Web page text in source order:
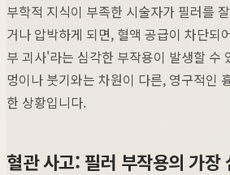
부학적 지식이 부족한 시술자가 필러를
거나 압박하게 되면, 혈액 공급이 차단되
부 괴사'라는 심각한 부작용이 발생할 수
멍이나 붓기와는 차원이 다른, 영구적인
한 상황입니다.
혈관 사고: 필러 부작용의 가장